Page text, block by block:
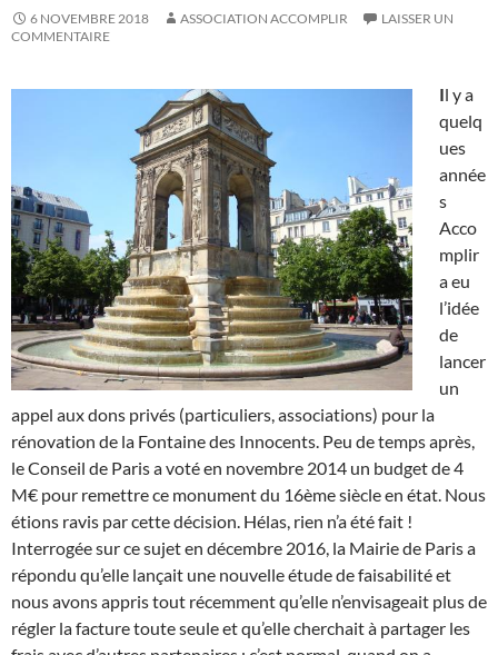
6 NOVEMBRE 2018 ASSOCIATION ACCOMPLIR
LAISSER UN
COMMENTAIRE
Il y a
quelq
ues
année
s
Acco
mplir
a eu
l’idée
de
lancer
un
appel aux dons privés (particuliers, associations) pour la
rénovation de la Fontaine des Innocents. Peu de temps après,
le Conseil de Paris a voté en novembre 2014 un budget de 4
M€ pour remettre ce monument du 16ème siècle en état. Nous
étions ravis par cette décision. Hélas, rien n’a été fait !
Interrogée sur ce sujet en décembre 2016, la Mairie de Paris a
répondu qu’elle lançait une nouvelle étude de faisabilité et
nous avons appris tout récemment qu’elle n’envisageait plus de
régler la facture toute seule et qu’elle cherchait à partager les